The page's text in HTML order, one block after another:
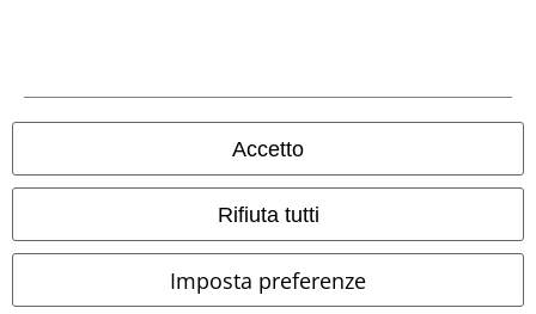
Accetto
Rifiuta tutti
Imposta preferenze
Gli altri shop EMP nel mondo
EMP International
EMP Deutschland